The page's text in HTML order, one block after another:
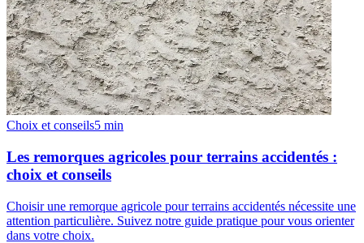
Choix et conseils5 min
Les remorques agricoles pour terrains accidentés :
choix et conseils
Choisir une remorque agricole pour terrains accidentés nécessite une
attention particulière. Suivez notre guide pratique pour vous orienter
dans votre choix.